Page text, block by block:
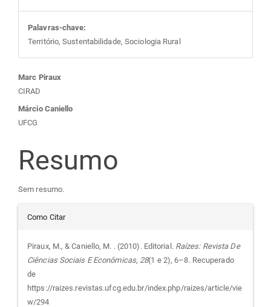
Palavras-chave:
Território, Sustentabilidade, Sociologia Rural
Conteúdo
do
artigo
principal
Marc Piraux
CIRAD
Márcio Caniello
UFCG
Resumo
Sem resumo.
Detalhes
do
artigo
Como Citar
Piraux, M., & Caniello, M. . (2010). Editorial. Raízes: Revista De
Ciências Sociais E Econômicas, 28(1 e 2), 6–8. Recuperado
de
https://raizes.revistas.ufcg.edu.br/index.php/raizes/article/vie
w/294